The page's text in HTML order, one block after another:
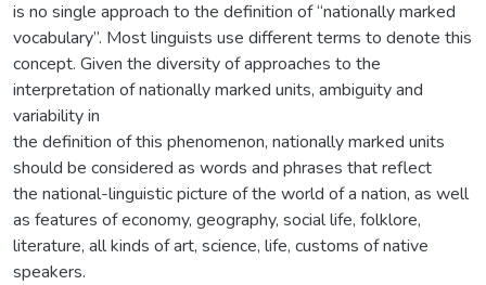
is no single approach to the definition of “nationally marked
vocabulary”. Most linguists use different terms to denote this
concept. Given the diversity of approaches to the
interpretation of nationally marked units, ambiguity and
variability in
the definition of this phenomenon, nationally marked units
should be considered as words and phrases that reflect
the national-linguistic picture of the world of a nation, as well
as features of economy, geography, social life, folklore,
literature, all kinds of art, science, life, customs of native
speakers.